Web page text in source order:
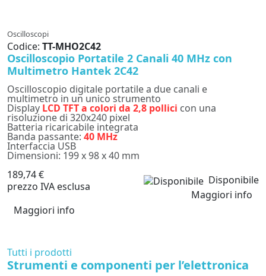
Oscilloscopi
Codice: TT-MHO2C42
Oscilloscopio Portatile 2 Canali 40 MHz con
Multimetro Hantek 2C42
Oscilloscopio digitale portatile a due canali e
multimetro in un unico strumento
Display LCD TFT a colori da 2,8 pollici con una
risoluzione di 320x240 pixel
Batteria ricaricabile integrata
Banda passante: 40 MHz
Interfaccia USB
Dimensioni: 199 x 98 x 40 mm
189,74 €
prezzo IVA esclusa
Disponibile
Maggiori info
Maggiori info
Tutti i prodotti
Strumenti e componenti per l’elettronica